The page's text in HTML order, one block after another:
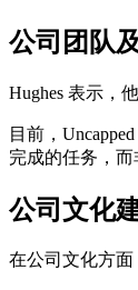
公司团队
Hughes 表示，
目前，
完成的任务，而
公司文化
在公司文化方面